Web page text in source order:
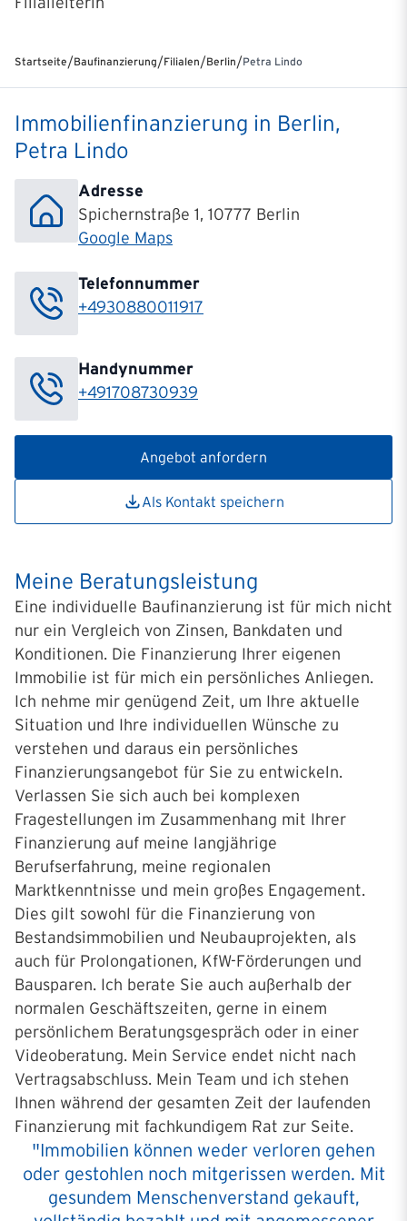
Startseite/Baufinanzierung/Filialen/Berlin/Petra Lindo
Immobilienfinanzierung in Berlin,
Petra Lindo
Adresse
Spichernstraße 1, 10777 Berlin
Google Maps
Telefonnummer
+4930880011917
Handynummer
+491708730939
Angebot anfordern
Als Kontakt speichern
Meine Beratungsleistung
Eine individuelle Baufinanzierung ist für mich nicht
nur ein Vergleich von Zinsen, Bankdaten und
Konditionen. Die Finanzierung Ihrer eigenen
Immobilie ist für mich ein persönliches Anliegen.
Ich nehme mir genügend Zeit, um Ihre aktuelle
Situation und Ihre individuellen Wünsche zu
verstehen und daraus ein persönliches
Finanzierungsangebot für Sie zu entwickeln.
Verlassen Sie sich auch bei komplexen
Fragestellungen im Zusammenhang mit Ihrer
Finanzierung auf meine langjährige
Berufserfahrung, meine regionalen
Marktkenntnisse und mein großes Engagement.
Dies gilt sowohl für die Finanzierung von
Bestandsimmobilien und Neubauprojekten, als
auch für Prolongationen, KfW-Förderungen und
Bausparen. Ich berate Sie auch außerhalb der
normalen Geschäftszeiten, gerne in einem
persönlichem Beratungsgespräch oder in einer
Videoberatung. Mein Service endet nicht nach
Vertragsabschluss. Mein Team und ich stehen
Ihnen während der gesamten Zeit der laufenden
Finanzierung mit fachkundigem Rat zur Seite.
"Immobilien können weder verloren gehen
oder gestohlen noch mitgerissen werden. Mit
gesundem Menschenverstand gekauft,